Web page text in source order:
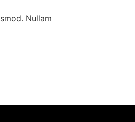
Nullam